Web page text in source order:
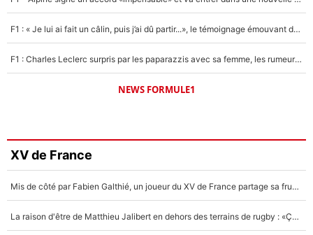
F1 : « Je lui ai fait un câlin, puis j’ai dû partir...», le témoignage émouvant de Max Verstappen sur sa fille
F1 : Charles Leclerc surpris par les paparazzis avec sa femme, les rumeurs étaient vraies !
NEWS FORMULE1
XV de France
Mis de côté par Fabien Galthié, un joueur du XV de France partage sa frustration : «ils ne me l’ont pas dit tout de suite»
La raison d'être de Matthieu Jalibert en dehors des terrains de rugby : «Ça m'atteint autant que si tu touches à un membre de ma famille»